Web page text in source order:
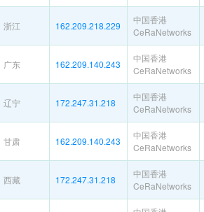
浙江 162.209.218.229
中国香港
CeRaNetworks
广东 162.209.140.243
中国香港
CeRaNetworks
辽宁 172.247.31.218
中国香港
CeRaNetworks
甘肃 162.209.140.243
中国香港
CeRaNetworks
西藏 172.247.31.218
中国香港
CeRaNetworks